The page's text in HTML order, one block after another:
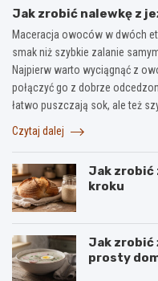
Jak zrobić nalewkę z
Maceracja owoców w dwóch
smak niż szybkie zalanie
Najpierw warto wyciągnąć z
połączyć go z dobrze
łatwo puszczają sok, ale też
Czytaj dalej
Jak zrobić
kroku
Jak zrobić
prosty